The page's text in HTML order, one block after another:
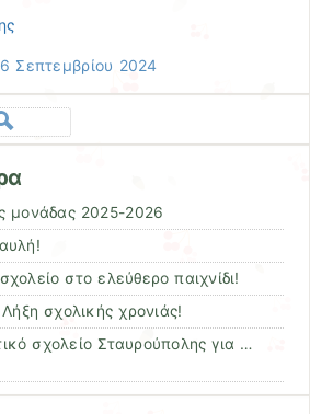
6 Σεπτεμβρίου 2024
μονάδας 2025-2026
στο ελεύθερο παιχνίδι!
σχολικής χρονιάς!
σχολείο Σταυρούπολης για …